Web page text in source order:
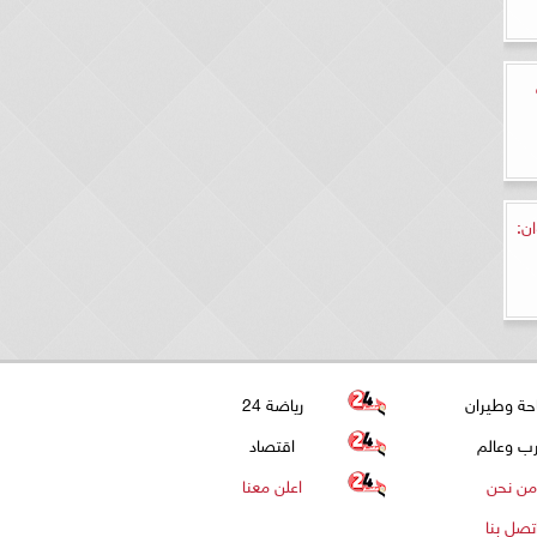
وطيران
رياضة 24
وعالم
اقتصاد
من نحن
اعلن معنا
بنا